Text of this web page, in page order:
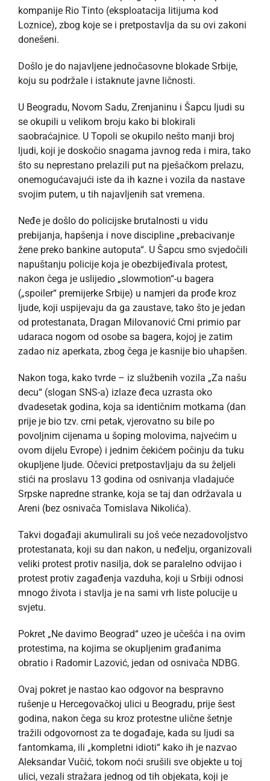
kompanije Rio Tinto (eksploatacija litijuma kod
Loznice), zbog koje se i pretpostavlja da su ovi zakoni
donešeni.
Došlo je do najavljene jednočasovne blokade Srbije,
koju su podržale i istaknute javne ličnosti.
U Beogradu, Novom Sadu, Zrenjaninu i Šapcu ljudi su
se okupili u velikom broju kako bi blokirali
saobraćajnice. U Topoli se okupilo nešto manji broj
ljudi, koji je doskočio snagama javnog reda i mira, tako
što su neprestano prelazili put na pješačkom prelazu,
onemogućavajući iste da ih kazne i vozila da nastave
svojim putem, u tih najavljenih sat vremena.
Neđe je došlo do policijske brutalnosti u vidu
prebijanja, hapšenja i nove discipline „prebacivanje
žene preko bankine autoputa“. U Šapcu smo svjedočili
napuštanju policije koja je obezbijeđivala protest,
nakon čega je uslijedio „slowmotion“-u bagera
(„spoiler“ premijerke Srbije) u namjeri da prođe kroz
ljude, koji uspijevaju da ga zaustave, tako što je jedan
od protestanata, Dragan Milovanović Crni primio par
udaraca nogom od osobe sa bagera, kojoj je zatim
zadao niz aperkata, zbog čega je kasnije bio uhapšen.
Nakon toga, kako tvrde – iz službenih vozila „Za našu
decu“ (slogan SNS-a) izlaze đeca uzrasta oko
dvadesetak godina, koja sa identičnim motkama (dan
prije je bio tzv. crni petak, vjerovatno su bile po
povoljnim cijenama u šoping molovima, najvećim u
ovom dijelu Evrope) i jednim čekićem počinju da tuku
okupljene ljude. Očevici pretpostavljaju da su željeli
stići na proslavu 13 godina od osnivanja vladajuće
Srpske napredne stranke, koja se taj dan održavala u
Areni (bez osnivača Tomislava Nikolića).
Takvi događaji akumulirali su još veće nezadovoljstvo
protestanata, koji su dan nakon, u neđelju, organizovali
veliki protest protiv nasilja, dok se paralelno odvijao i
protest protiv zagađenja vazduha, koji u Srbiji odnosi
mnogo života i stavlja je na sami vrh liste polucije u
svjetu.
Pokret „Ne davimo Beograd“ uzeo je učešća i na ovim
protestima, na kojima se okupljenim građanima
obratio i Radomir Lazović, jedan od osnivača NDBG.
Ovaj pokret je nastao kao odgovor na bespravno
rušenje u Hercegovačkoj ulici u Beogradu, prije šest
godina, nakon čega su kroz protestne ulične šetnje
tražili odgovornost za te događaje, kada su ljudi sa
fantomkama, ili „kompletni idioti“ kako ih je nazvao
Aleksandar Vučić, tokom noći srušili sve objekte u toj
ulici, vezali stražara jednog od tih objekata, koji je